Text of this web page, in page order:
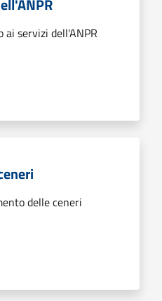
ai servizi dell'ANPR
delle ceneri